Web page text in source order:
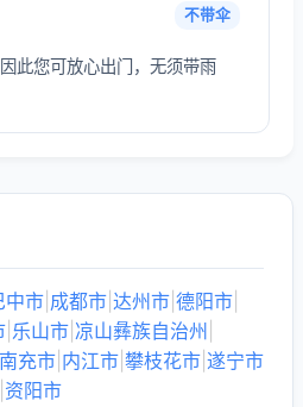
不带伞
此您可放心出门，无须带雨
中市 成都市 达州市 德阳市
乐山市 凉山彝族自治州
南充市 内江市 攀枝花市 遂宁市
资阳市